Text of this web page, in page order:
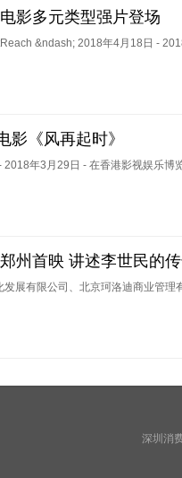
影多元类型强片登场
&ndash; 2018年4月18日 -
影《风再起时》
年3月29日 - 在香港影视娱乐博
州首映 讲述李世民的
展有限公司、北京珂洛迪商业管理
深圳消